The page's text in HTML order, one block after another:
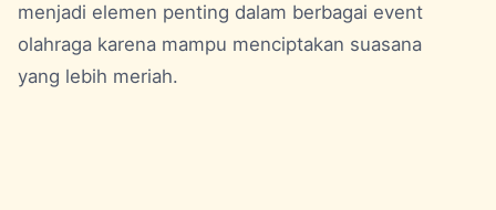
menjadi elemen penting dalam berbagai event
olahraga karena mampu menciptakan suasana
yang lebih meriah.